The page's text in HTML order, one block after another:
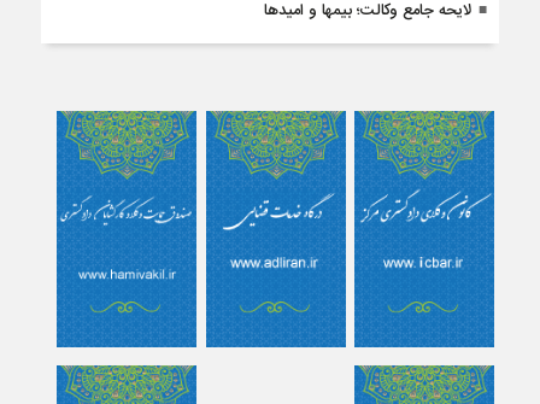
لایحه جامع وکالت؛ بیمها و امیدها